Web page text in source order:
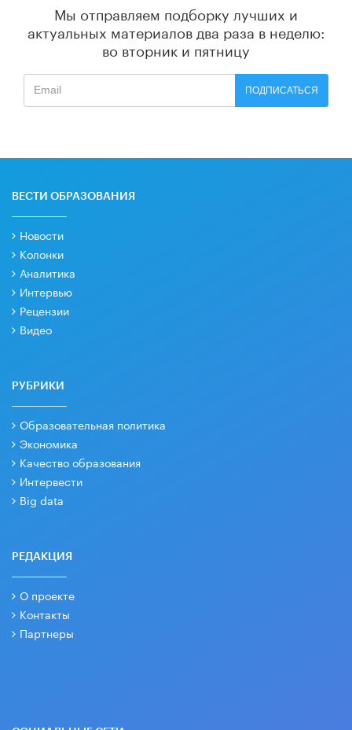
Мы отправляем подборку лучших и
актуальных материалов два раза в неделю:
во вторник и пятницу
ПОДПИСАТЬСЯ
ВЕСТИ ОБРАЗОВАНИЯ
Новости
Колонки
Аналитика
Интервью
Рецензии
Видео
РУБРИКИ
Образовательная политика
Экономика
Качество образования
Интервести
Big data
РЕДАКЦИЯ
О проекте
Контакты
Партнеры